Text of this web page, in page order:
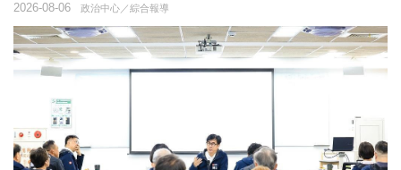
政治中心／綜合報導
2026-08-06